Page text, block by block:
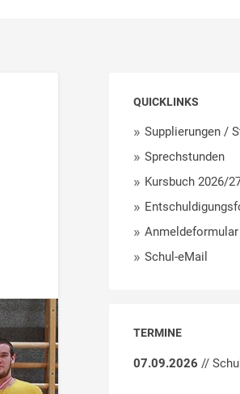
QUICKLINKS
Supplierungen /
Sprechstunden
Kursbuch 2026/
Anmeldeformular
Schul-eMail
TERMINE
07.09.2026 //